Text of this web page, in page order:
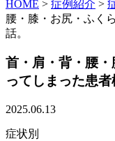
HOME > 症例紹介 >
腰・膝・お尻・ふく
話。
首・肩・背・腰
ってしまった患者
2025.06.13
症状別